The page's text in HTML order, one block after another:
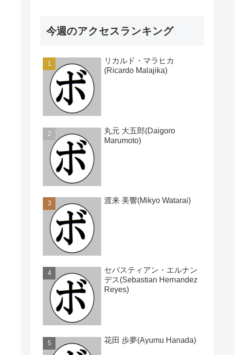
今週のアクセスランキング
リカルド・マラヒカ
(Ricardo Malajika)
丸元 大五郎(Daigoro
Marumoto)
渡来 美響(Mikyo Watarai)
セバスティアン・エルナン
デス(Sebastian Hernandez
Reyes)
花田 歩夢(Ayumu Hanada)